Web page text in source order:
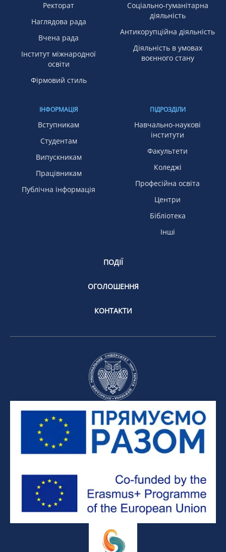
Ректорат
Наглядова рада
Вчена рада
Інститут міжнародної
освіти
Фірмовий стиль
Соціально-гуманітарна
діяльність
Антикорупційна діяльність
Діяльність в умовах
воєнного стану
ІНФОРМАЦІЯ
Вступникам
Студентам
Випускникам
Працівникам
Публічна інформація
ПІДРОЗДІЛИ
Навчально-наукові
інститути
Факультети
Коледжі
Професійна освіта
Центри
Бібліотека
Інші
ПОДІЇ
ОГОЛОШЕННЯ
КОНТАКТИ